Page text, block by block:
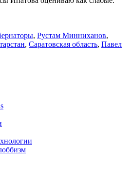
, Рустам Минниханов,
, Саратовская область, Павел